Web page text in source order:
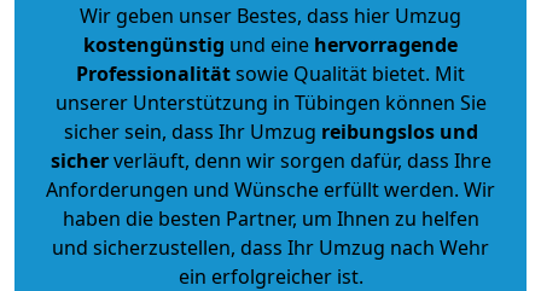
Wir geben unser Bestes, dass hier Umzug
kostengünstig und eine hervorragende
Professionalitätsowie Qualität bietet. Mit
unserer Unterstützung in Tübingen können Sie
sicher sein, dass Ihr Umzug reibungslos und
sicherverläuft, denn wir sorgen dafür, dass Ihre
Anforderungen und Wünsche erfüllt werden. Wir
haben die besten Partner, um Ihnen zu helfen
und sicherzustellen, dass Ihr Umzug nach Wehr
ein erfolgreicher ist.